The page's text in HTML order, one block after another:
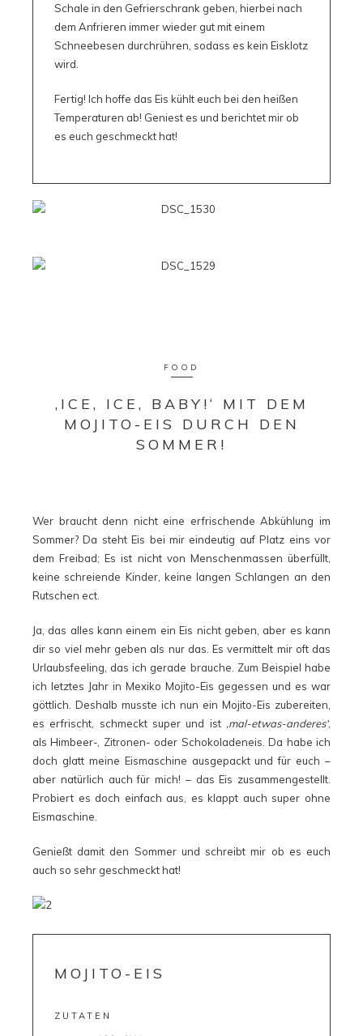
Schale in den Gefrierschrank geben, hierbei nach
dem Anfrieren immer wieder gut mit einem
Schneebesen durchrühren, sodass es kein Eisklotz
wird.
Fertig! Ich hoffe das Eis kühlt euch bei den heißen
Temperaturen ab! Geniest es und berichtet mir ob
es euch geschmeckt hat!
FOOD
‚ICE, ICE, BABY!‘ MIT DEM
MOJITO-EIS DURCH DEN
SOMMER!
Wer braucht denn nicht eine erfrischende Abkühlung im
Sommer? Da steht Eis bei mir eindeutig auf Platz eins vor
dem Freibad; Es ist nicht von Menschenmassen überfüllt,
keine schreiende Kinder, keine langen Schlangen an den
Rutschen ect.
Ja, das alles kann einem ein Eis nicht geben, aber es kann
dir so viel mehr geben als nur das. Es vermittelt mir oft das
Urlaubsfeeling, das ich gerade brauche. Zum Beispiel habe
ich letztes Jahr in Mexiko Mojito-Eis gegessen und es war
göttlich. Deshalb musste ich nun ein Mojito-Eis zubereiten,
es erfrischt, schmeckt super und ist ‚mal-etwas-anderes‘,
als Himbeer-, Zitronen- oder Schokoladeneis. Da habe ich
doch glatt meine Eismaschine ausgepackt und für euch –
aber natürlich auch für mich! – das Eis zusammengestellt.
Probiert es doch einfach aus, es klappt auch super ohne
Eismaschine.
Genießt damit den Sommer und schreibt mir ob es euch
auch so sehr geschmeckt hat!
MOJITO-EIS
ZUTATEN